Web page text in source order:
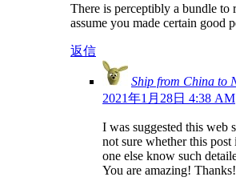
There is perceptibly a bundle to
assume you made certain good
返信
Ship from China to
2021年1月28日 4:38 AM
I was suggested this web
not sure whether this
one else know such
You are amazing! Thanks!